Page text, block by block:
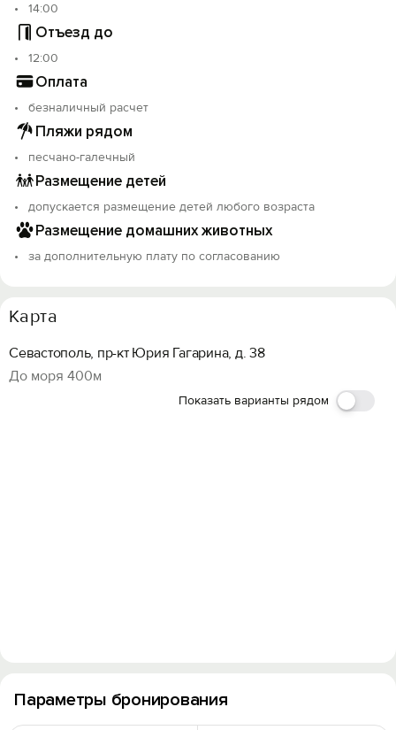
Параметры бронирования
14:00
Отъезд до
12:00
Оплата
безналичный расчет
Пляжи рядом
песчано-галечный
Размещение детей
допускается размещение детей любого возраста
Размещение домашних животных
за дополнительную плату по согласованию
Карта
Севастополь, пр-кт Юрия Гагарина, д. 38
До моря 400м
Показать варианты рядом